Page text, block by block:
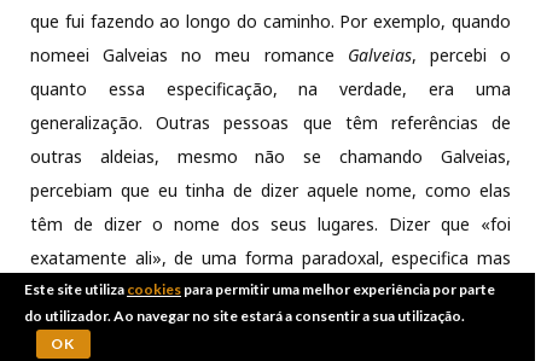
que fui fazendo ao longo do caminho. Por exemplo, quando
nomeei Galveias no meu romance Galveias, percebi o
quanto essa especificação, na verdade, era uma
generalização. Outras pessoas que têm referências de
outras aldeias, mesmo não se chamando Galveias,
percebiam que eu tinha de dizer aquele nome, como elas
têm de dizer o nome dos seus lugares. Dizer que «foi
exatamente ali», de uma forma paradoxal, especifica mas
também generaliza, na medida em que os outros entendem
nas suas referências como uma especificação.
Este site utiliza cookies para permitir uma melhor experiência por parte
do utilizador. Ao navegar no site estará a consentir a sua utilização.
OK